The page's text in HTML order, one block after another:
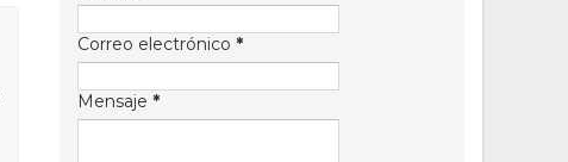
Correo electrónico *
Mensaje *